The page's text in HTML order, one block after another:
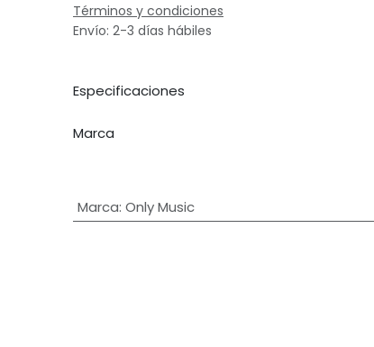
Términos y condiciones
Envío: 2-3 días hábiles
Especificaciones
Marca
Marca: Only Music